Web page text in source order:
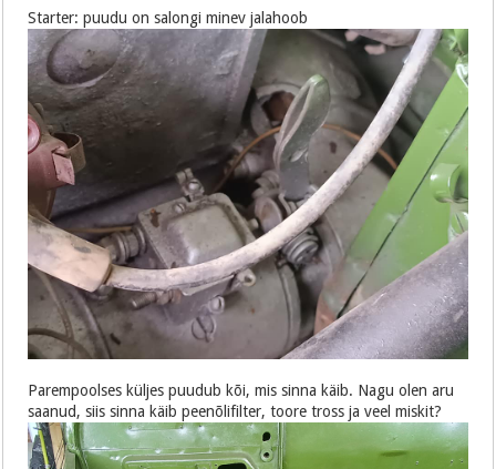
Starter: puudu on salongi minev jalahoob
Parempoolses küljes puudub kõi, mis sinna käib. Nagu olen aru
saanud, siis sinna käib peenõlifilter, toore tross ja veel miskit?